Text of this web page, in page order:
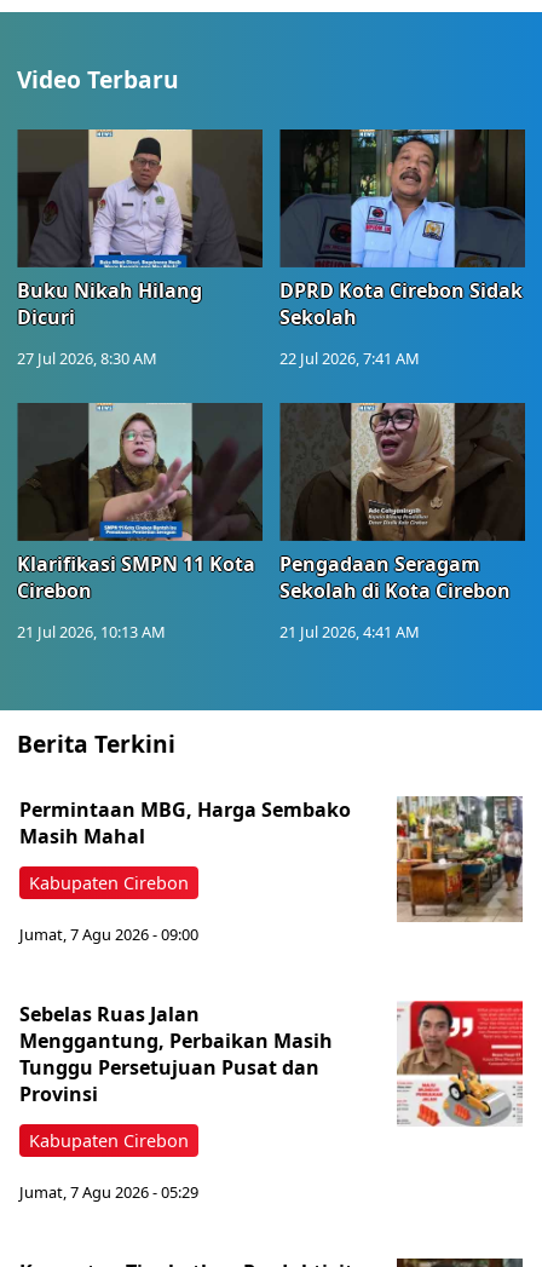
Video Terbaru
Buku Nikah Hilang
Dicuri
27 Jul 2026, 8:30 AM
DPRD Kota Cirebon Sidak
Sekolah
22 Jul 2026, 7:41 AM
Klarifikasi SMPN 11 Kota
Cirebon
21 Jul 2026, 10:13 AM
Pengadaan Seragam
Sekolah di Kota Cirebon
21 Jul 2026, 4:41 AM
Berita Terkini
Kabupaten Cirebon
Permintaan MBG, Harga Sembako
Masih Mahal
Jumat, 7 Agu 2026 - 09:00
Kabupaten Cirebon
Sebelas Ruas Jalan
Menggantung, Perbaikan Masih
Tunggu Persetujuan Pusat dan
Provinsi
Jumat, 7 Agu 2026 - 05:29